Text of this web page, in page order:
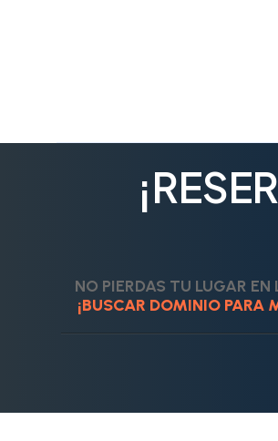
NO PIERDAS TU LUGAR EN
¡BUSCAR DOMINIO PARA